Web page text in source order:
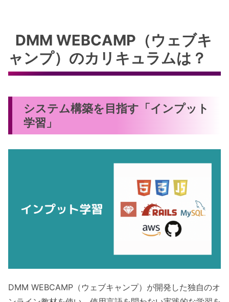
DMM WEBCAMP（ウェブキ
ャンプ）のカリキュラムは？
システム構築を目指す「インプット
学習」
DMM WEBCAMP（ウェブキャンプ）が開発した独自のオ